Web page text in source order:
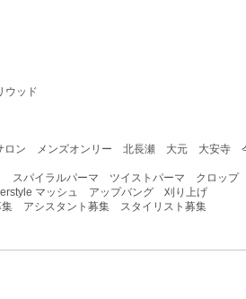
ウッド
サロン メンズオンリー 北長瀬 大元 大安
パイラルパーマ ツイストパーマ クロップ
マッシュ アップバング 刈り上げ
アシスタント募集 スタイリスト募集